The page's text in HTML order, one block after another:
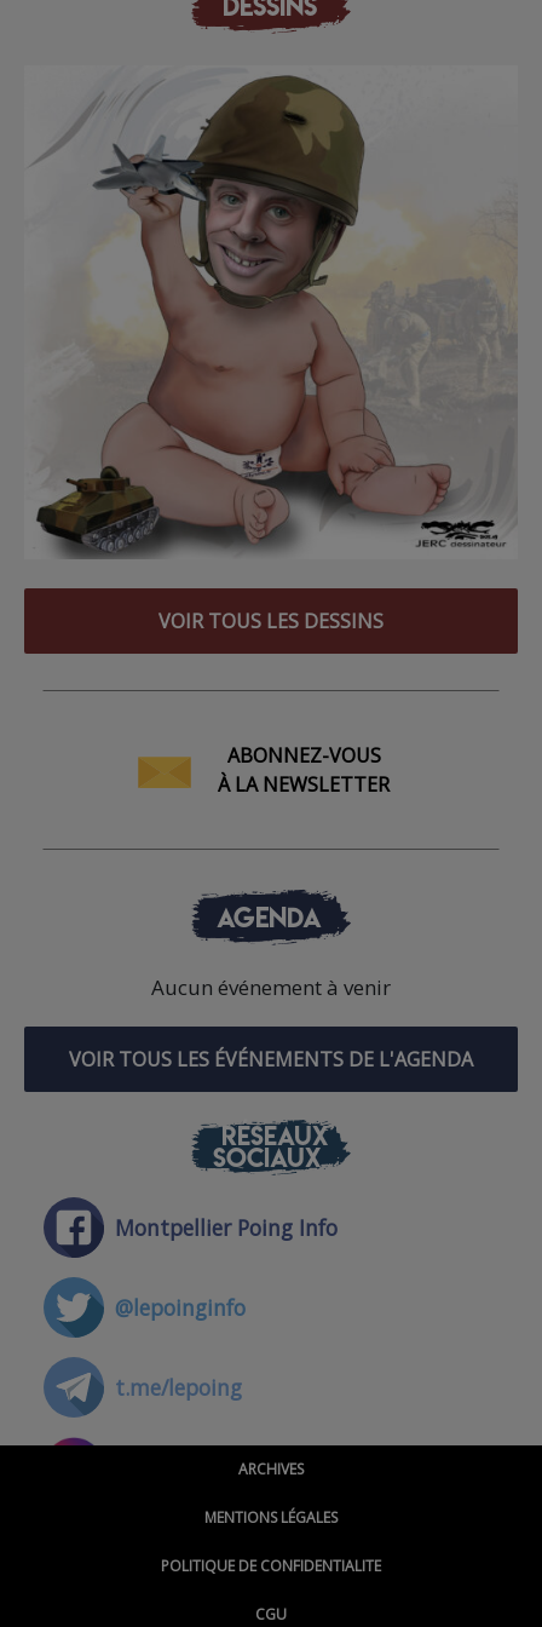
VOIR TOUS LES DESSINS
ABONNEZ-VOUS
À LA NEWSLETTER
AGENDA
Aucun événement à venir
VOIR TOUS LES ÉVÉNEMENTS DE L'AGENDA
RÉSEAUX
SOCIAUX
Montpellier Poing Info
@lepoinginfo
t.me/lepoing
@montpellierpoinginfo
ARCHIVES
MENTIONS LÉGALES
POLITIQUE DE CONFIDENTIALITE
CGU